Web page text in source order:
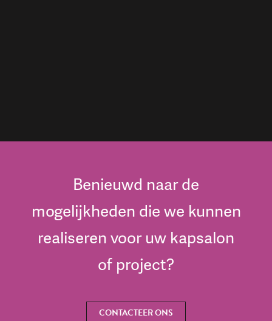
Benieuwd naar de
mogelijkheden die we kunnen
realiseren voor uw kapsalon
of project?
CONTACTEER ONS